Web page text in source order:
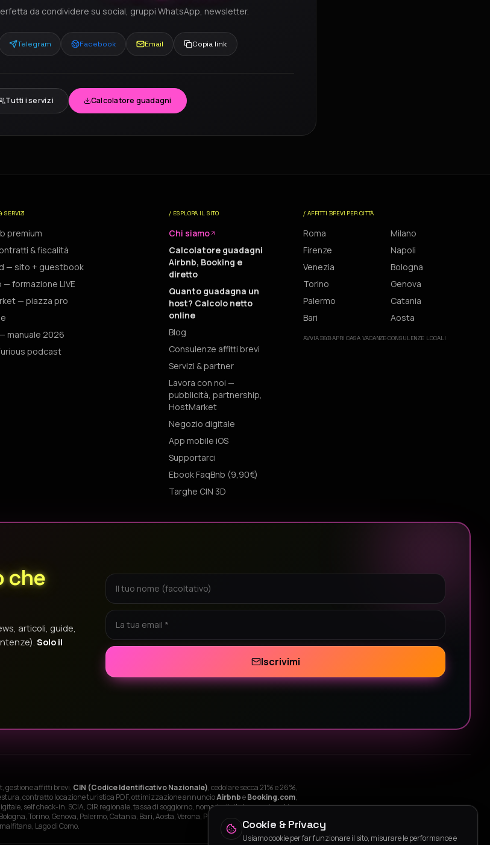
da condividere su social, gruppi WhatsApp, newsletter.
Telegram Facebook Email Copia link
Tutti i servizi Calcolatore guadagni
SERVIZI
premium
& fiscalità
— sito + guestbook
— formazione LIVE
— piazza pro
manuale 2026
podcast
/ ESPLORA IL SITO
Chi siamo
Calcolatore guadagni
Airbnb, Booking e
diretto
Quanto guadagna un
host? Calcolo netto
online
Blog
Consulenze affitti brevi
Servizi & partner
Lavora con noi —
pubblicità, partnership,
HostMarket
Negozio digitale
App mobile iOS
Supportarci
Ebook FaqBnb (9,90€)
Targhe CIN 3D
/ AFFITTI BREVI PER CITTÀ
Roma
Milano
Firenze
Napoli
Venezia
Bologna
Torino
Genova
Palermo
Catania
Bari
Aosta
AVVIA B&B·APRI CASA VACANZE·CONSULENZE LOCALI
che
articoli, guide,
Solo il
Iscrivimi
gestione affitti brevi, CIN (Codice Identificativo Nazionale), cedolare secca 21% e 26%,
contratto locazione turistica PDF, ottimizzazione annuncioAirbnbeBooking.com,
self check-in, SCIA, CIR regionale, tassa di soggiorno, nomade digitale, smart working,
Torino, Genova, Palermo, Catania, Bari, Aosta, Verona, Pisa, Rimini. Regioni: Toscana,
Lago di Como.
Cookie & Privacy
Usiamo cookie per far funzionare il sito, misurare le performance e